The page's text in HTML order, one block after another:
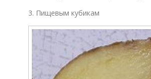
3. Пищевым кубикам